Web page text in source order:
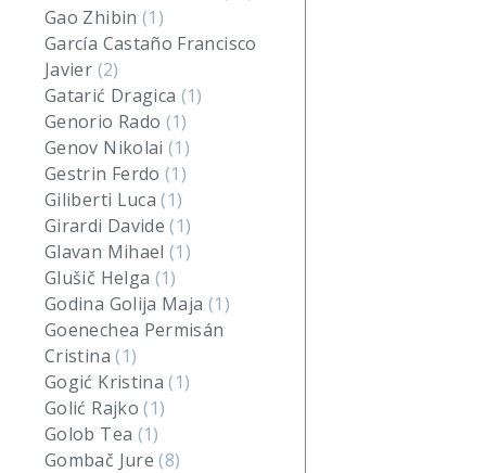
Gao Zhibin (1)
García Castaño Francisco
Javier (2)
Gatarić Dragica (1)
Genorio Rado (1)
Genov Nikolai(1)
Gestrin Ferdo(1)
Giliberti Luca(1)
Girardi Davide(1)
Glavan Mihael(1)
Glušič Helga (1)
Godina Golija Maja (1)
Goenechea Permisán
Cristina(1)
Gogić Kristina(1)
Golić Rajko(1)
Golob Tea (1)
Gombač Jure(8)